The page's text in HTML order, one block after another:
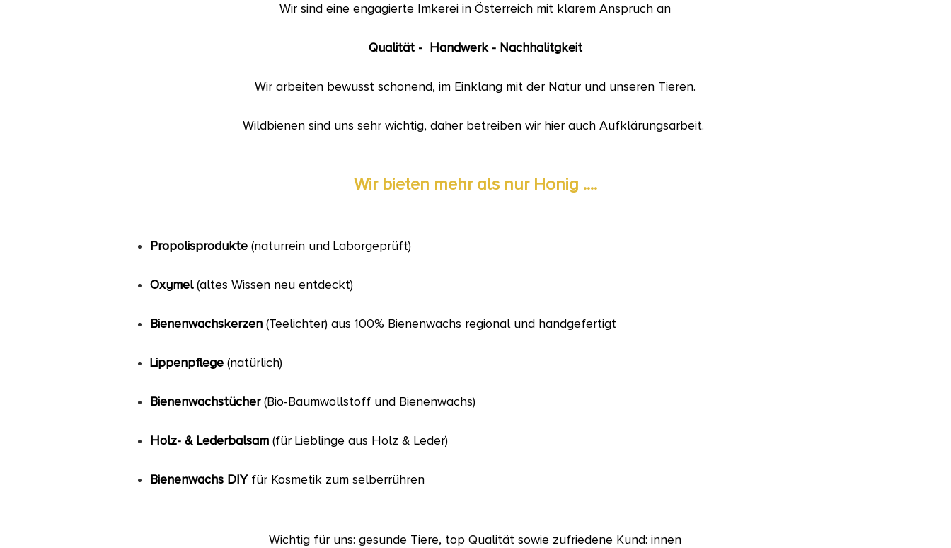
Wir sind eine engagierte Imkerei in Österreich mit klarem Anspruch an
Qualität - Handwerk - Nachhalitgkeit
Wir arbeiten bewusst schonend, im Einklang mit der Natur und unseren Tieren.
Wildbienen sind uns sehr wichtig, daher betreiben wir hier auch Aufklärungsarbeit.
Wir bieten mehr als nur Honig ....
Propolisprodukte (naturrein und Laborgeprüft)
Oxymel(altes Wissen neu entdeckt)
Bienenwachskerzen (Teelichter) aus 100% Bienenwachs regional und handgefertigt
Lippenpflege (natürlich)
Bienenwachstücher(Bio-Baumwollstoff und Bienenwachs)
Holz- & Lederbalsam(für Lieblinge aus Holz & Leder)
Bienenwachs DIYfür Kosmetik zum selberrühren
Wichtig für uns: gesunde Tiere, top Qualität sowie zufriedene Kund: innen